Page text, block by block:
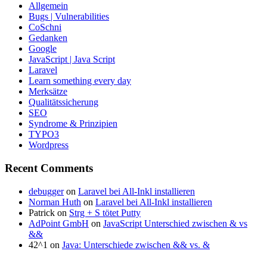
Allgemein
Bugs | Vulnerabilities
CoSchni
Gedanken
Google
JavaScript | Java Script
Laravel
Learn something every day
Merksätze
Qualitätssicherung
SEO
Syndrome & Prinzipien
TYPO3
Wordpress
Recent Comments
debuggeron Laravel bei All-Inkl installieren
Norman Huth on Laravel bei All-Inkl installieren
Patrick on Strg + S tötet Putty
AdPoint GmbH on JavaScript Unterschied zwischen & vs
&&
42^1 on Java: Unterschiede zwischen && vs. &